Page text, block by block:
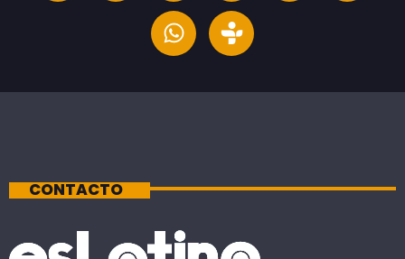
CONTACTO